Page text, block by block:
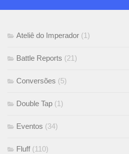
Ateliê do Imperador (1)
Battle Reports (21)
Conversões (5)
Double Tap (1)
Eventos (34)
Fluff (110)